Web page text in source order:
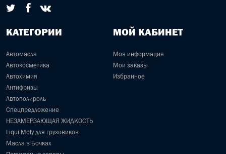
КАТЕГОРИИ
Автомасла
Автокосметика
Автохимия
Антифризы
Автополироль
Спецпредложение
НЕЗАМЕРЗАЮЩАЯ ЖИДКОСТЬ
Liqui Moly для грузовиков
Масла в Бочках
МОЙ КАБИНЕТ
Моя информация
Мои заказы
Избранное